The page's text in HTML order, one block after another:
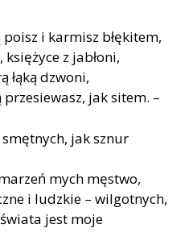
i karmisz błękitem,
z jabłoni,
łąką dzwoni,
jak sitem. –
smętnych, jak sznur
mych męstwo,
i ludzkie – wilgotnych,
jest moje